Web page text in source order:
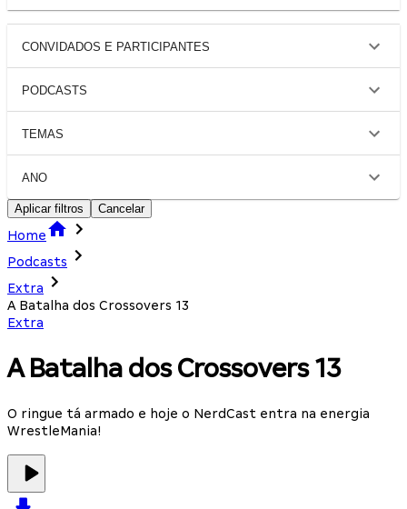
CONVIDADOS E PARTICIPANTES
PODCASTS
TEMAS
ANO
Aplicar filtros Cancelar
Home
Podcasts
Extra
A Batalha dos Crossovers 13
Extra
A Batalha dos Crossovers 13
O ringue tá armado e hoje o NerdCast entra na energia
WrestleMania!